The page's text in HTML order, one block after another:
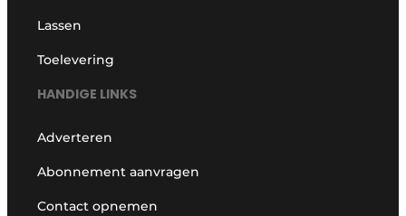
Lassen
Toelevering
HANDIGE LINKS
Adverteren
Abonnement aanvragen
Contact opnemen